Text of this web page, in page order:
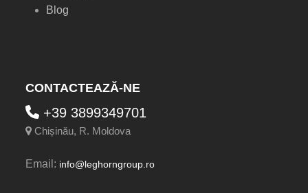
Blog
CONTACTEAZĂ-NE
+39 3899349701
Chișinău, R. Moldova
Email: info@leghorngroup.ro